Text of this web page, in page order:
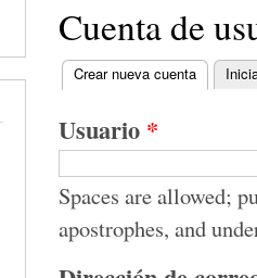
Cuenta de
Primary tabs
Crear nueva cuenta (active
Usuario *
Spaces are allowed;
apostrophes, and